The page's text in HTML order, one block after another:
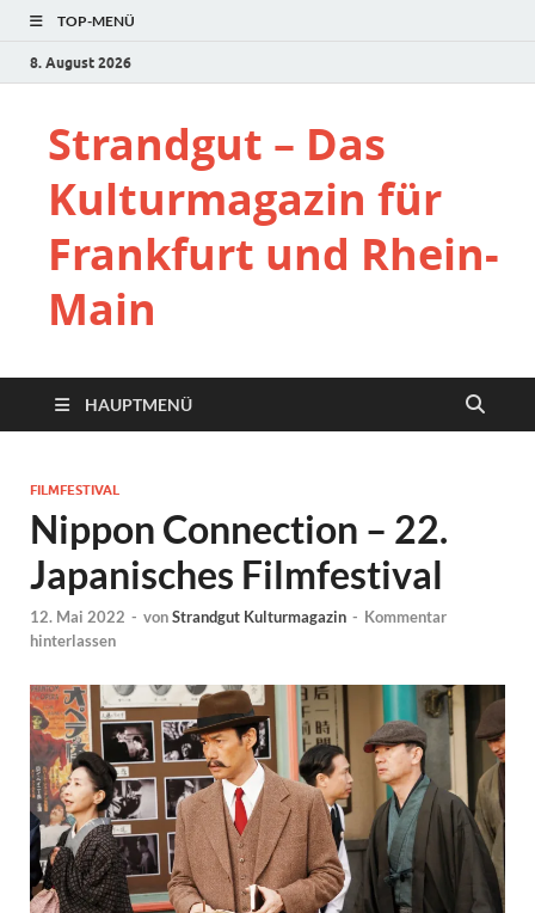
TOP-MENÜ
8. August 2026
Strandgut – Das
Kulturmagazin für
Frankfurt und Rhein-
Main
HAUPTMENÜ
FILMFESTIVAL
Nippon Connection – 22.
Japanisches Filmfestival
12. Mai 2022 - vonStrandgut Kulturmagazin - Kommentar
hinterlassen